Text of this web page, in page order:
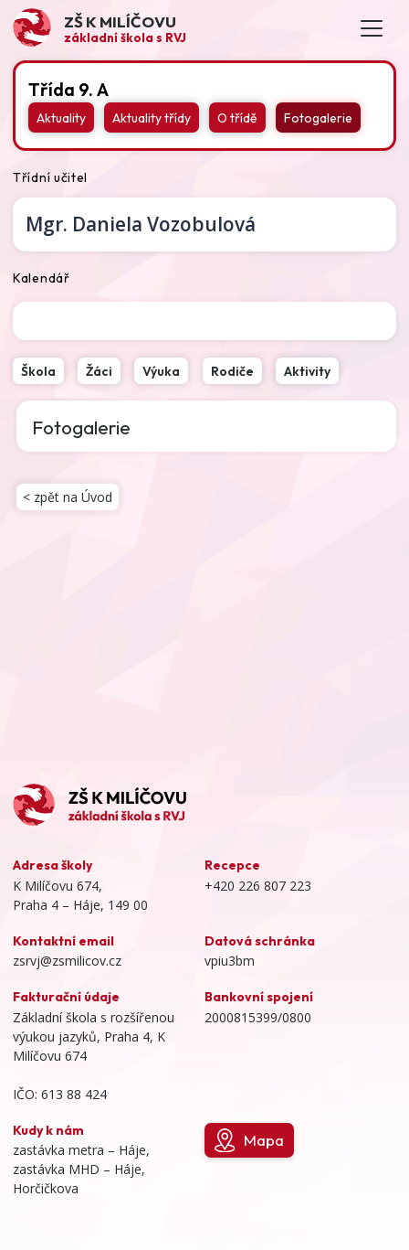
ZŠ K MILÍČOVU
základní škola s RVJ
Třída 9. A
Aktuality Aktuality třídy O třídě Fotogalerie
Třídní učitel
Mgr. Daniela Vozobulová
Kalendář
Škola Žáci Výuka Rodiče Aktivity
Fotogalerie
< zpět na Úvod
Adresa školy
K Milíčovu 674,
Praha 4 – Háje, 149 00
Recepce
+420 226 807 223
Kontaktní email
zsrvj@zsmilicov.cz
Datová schránka
vpiu3bm
Fakturační údaje
Základní škola s rozšířenou
výukou jazyků, Praha 4, K
Milíčovu 674
IČO: 613 88 424
Bankovní spojení
2000815399/0800
Kudy k nám
zastávka metra – Háje,
zastávka MHD – Háje,
Horčičkova
Mapa